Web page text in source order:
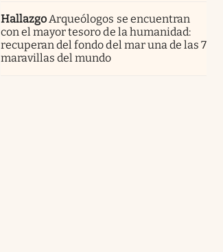
HallazgoArqueólogos se encuentran
con el mayor tesoro de la humanidad:
recuperan del fondo del mar una de las 7
maravillas del mundo